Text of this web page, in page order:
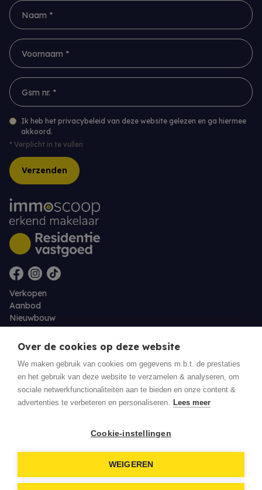
Naam *
Voornaam *
Gsm nr. *
Ik heb het privacybeleid van deze website gelezen en ga hiermee
akkoord.
* Verplicht in te vullen
Verzenden
Verkopen
Aanbod
Nieuwbouw
Over ons
Contact
Eigenaarslogin
Over de cookies op deze website
We maken gebruik van cookies om gegevens m.b.t. de prestaties
en het gebruik van deze website te verzamelen & analyseren, om
sociale netwerkfunctionaliteiten aan te bieden en onze content &
advertenties te verbeteren en personaliseren. Lees meer
Cookie-instellingen
WEIGEREN